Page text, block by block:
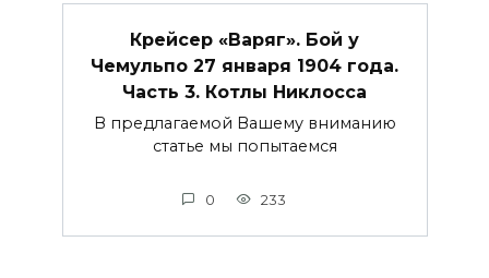
Крейсер «Варяг». Бой у
Чемульпо 27 января 1904 года.
Часть 3. Котлы Никлосса
В предлагаемой Вашему вниманию
статье мы попытаемся
0 233